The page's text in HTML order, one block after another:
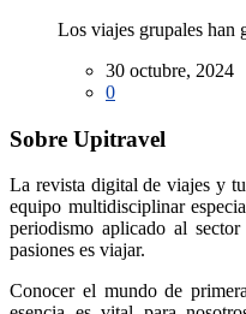
Los viajes grupales han
30 octubre, 2024
0
Sobre Upitravel
La revista digital de viajes y
equipo multidisciplinar
periodismo aplicado al
pasiones es viajar.
Conocer el mundo de